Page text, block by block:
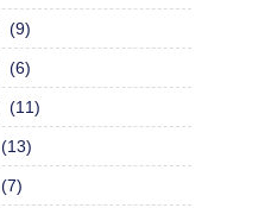
(9)
(6)
(11)
(13)
(7)